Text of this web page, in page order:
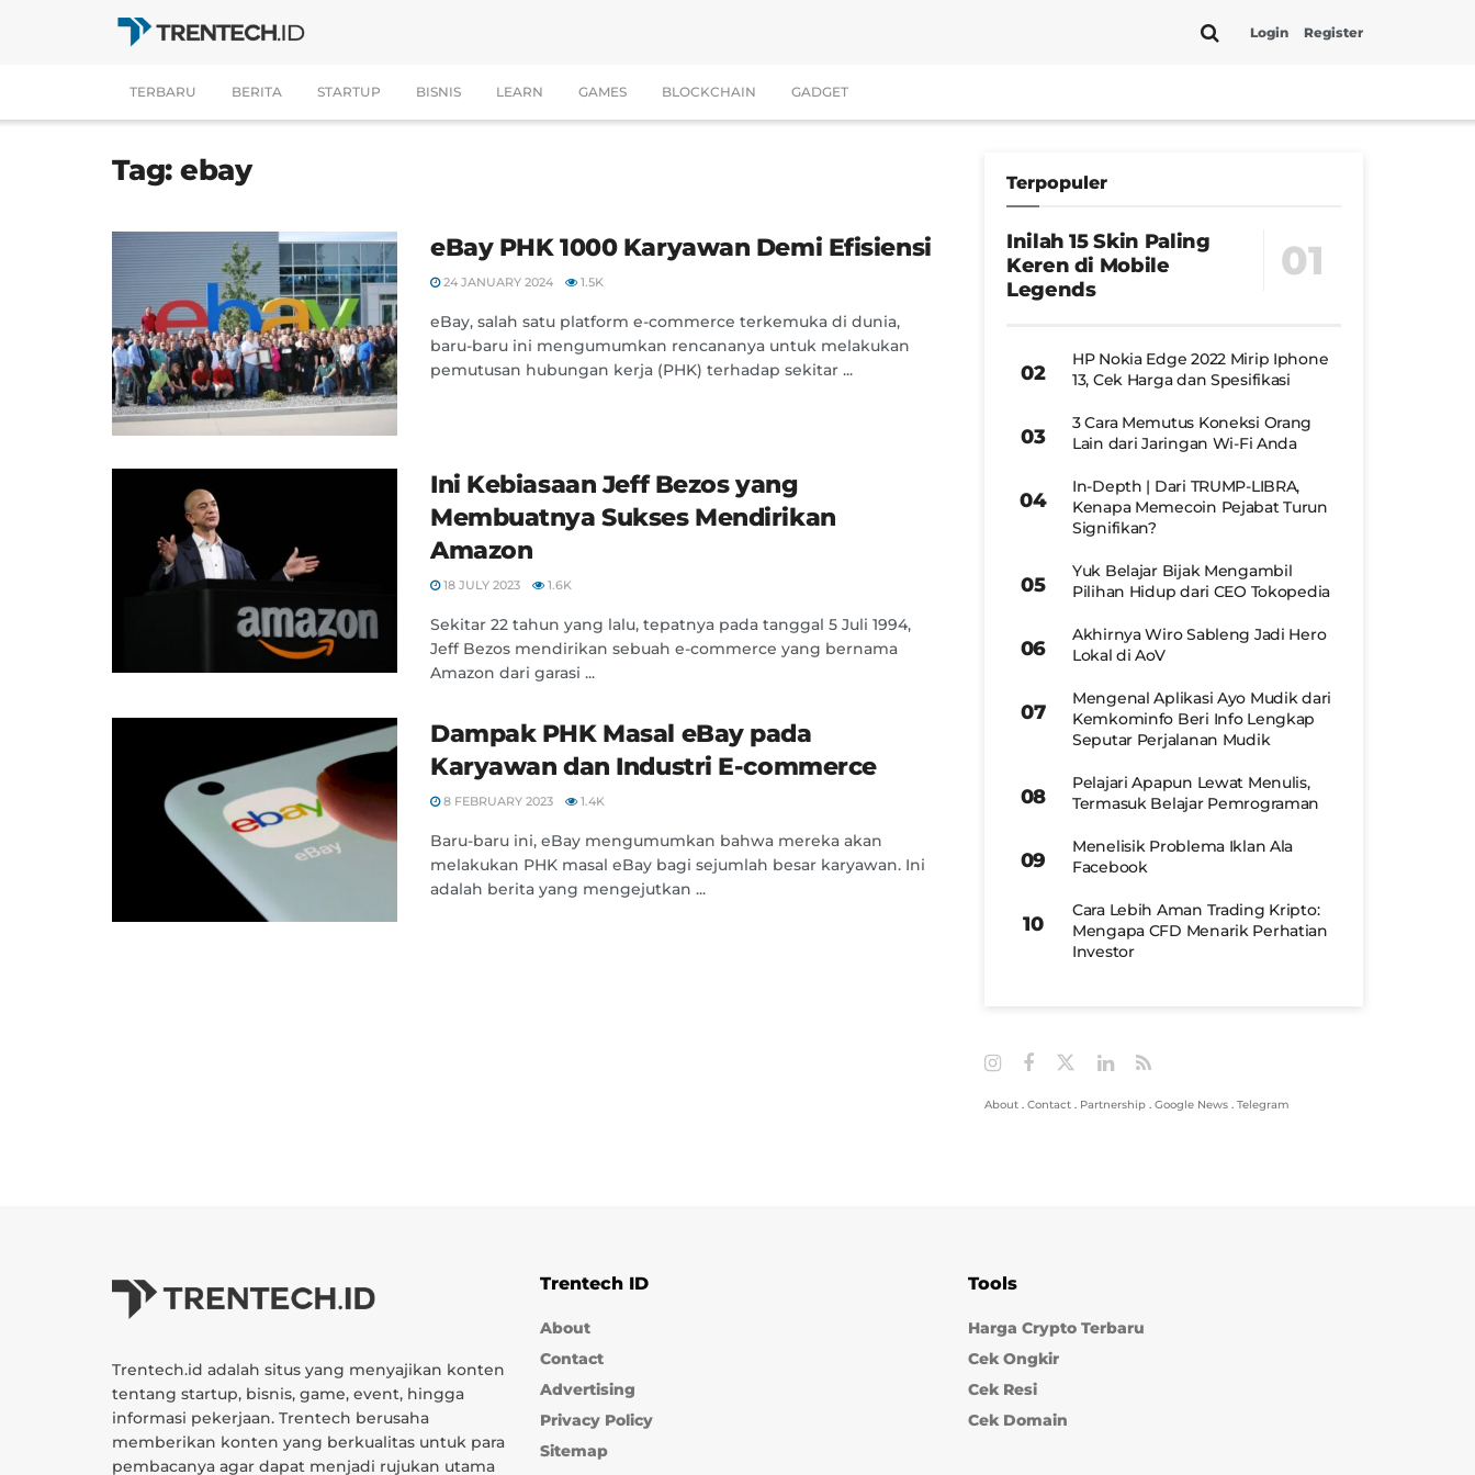
Login Register
TERBARU BERITA STARTUP BISNIS LEARN GAMES BLOCKCHAIN GADGET
Tag:ebay
eBay PHK 1000 Karyawan Demi Efisiensi
24 JANUARY 2024 1.5K
eBay, salah satu platform e-commerce terkemuka di dunia,
baru-baru ini mengumumkan rencananya untuk melakukan
pemutusan hubungan kerja (PHK) terhadap sekitar ...
Ini Kebiasaan Jeff Bezos yang
Membuatnya Sukses Mendirikan
Amazon
18 JULY 2023 1.6K
Sekitar 22 tahun yang lalu, tepatnya pada tanggal 5 Juli 1994,
Jeff Bezos mendirikan sebuah e-commerce yang bernama
Amazon dari garasi ...
Dampak PHK Masal eBay pada
Karyawan dan Industri E-commerce
8 FEBRUARY 2023 1.4K
Baru-baru ini, eBay mengumumkan bahwa mereka akan
melakukan PHK masal eBay bagi sejumlah besar karyawan. Ini
adalah berita yang mengejutkan ...
Terpopuler
Inilah 15 Skin Paling
Keren di Mobile
Legends
HP Nokia Edge 2022 Mirip Iphone
13, Cek Harga dan Spesifikasi
3 Cara Memutus Koneksi Orang
Lain dari Jaringan Wi-Fi Anda
In-Depth | Dari TRUMP-LIBRA,
Kenapa Memecoin Pejabat Turun
Signifikan?
Yuk Belajar Bijak Mengambil
Pilihan Hidup dari CEO Tokopedia
Akhirnya Wiro Sableng Jadi Hero
Lokal di AoV
Mengenal Aplikasi Ayo Mudik dari
Kemkominfo Beri Info Lengkap
Seputar Perjalanan Mudik
Pelajari Apapun Lewat Menulis,
Termasuk Belajar Pemrograman
Menelisik Problema Iklan Ala
Facebook
Cara Lebih Aman Trading Kripto:
Mengapa CFD Menarik Perhatian
Investor
About . Contact . Partnership . Google News . Telegram
Trentech.id adalah situs yang menyajikan konten
tentang startup, bisnis, game, event, hingga
informasi pekerjaan. Trentech berusaha
memberikan konten yang berkualitas untuk para
pembacanya agar dapat menjadi rujukan utama
Trentech ID
About
Contact
Advertising
Privacy Policy
Sitemap
Tools
Harga Crypto Terbaru
Cek Ongkir
Cek Resi
Cek Domain